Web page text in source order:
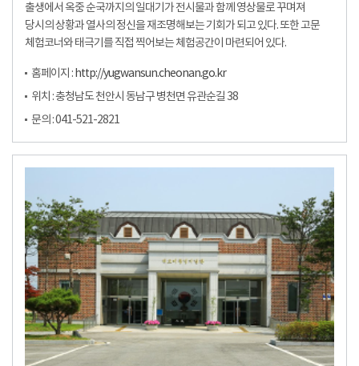
출생에서 옥중 순국까지의 일대기가 전시물과 함께 영상물로 꾸며져
당시의 상황과 열사의 정신을 재조명해보는 기회가 되고 있다. 또한 고문
체험코너와 태극기를 직접 찍어보는 체험공간이 마련되어 있다.
홈페이지 : http://yugwansun.cheonan.go.kr
위치 : 충청남도 천안시 동남구 병천면 유관순길 38
문의 : 041-521-2821